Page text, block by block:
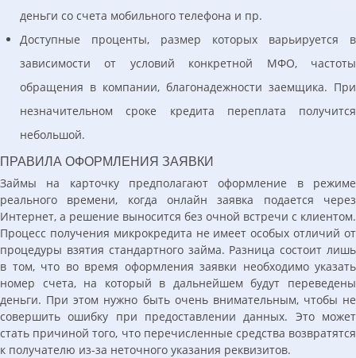
деньги со счета мобильного телефона и пр.
Доступные проценты, размер которых варьируется в
зависимости от условий конкретной МФО, частоты
обращения в компании, благонадежности заемщика. При
незначительном сроке кредита переплата получится
небольшой.
ПРАВИЛА ОФОРМЛЕНИЯ ЗАЯВКИ
Займы на карточку предполагают оформление в режиме
реального времени, когда онлайн заявка подается через
Интернет, а решение выносится без очной встречи с клиентом.
Процесс получения микрокредита не имеет особых отличий от
процедуры взятия стандартного займа. Разница состоит лишь
в том, что во время оформления заявки необходимо указать
номер счета, на который в дальнейшем будут переведены
деньги. При этом нужно быть очень внимательным, чтобы не
совершить ошибку при предоставлении данных. Это может
стать причиной того, что перечисленные средства возвратятся
к получателю из-за неточного указания реквизитов.